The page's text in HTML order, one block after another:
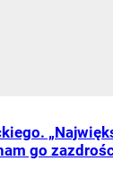
go